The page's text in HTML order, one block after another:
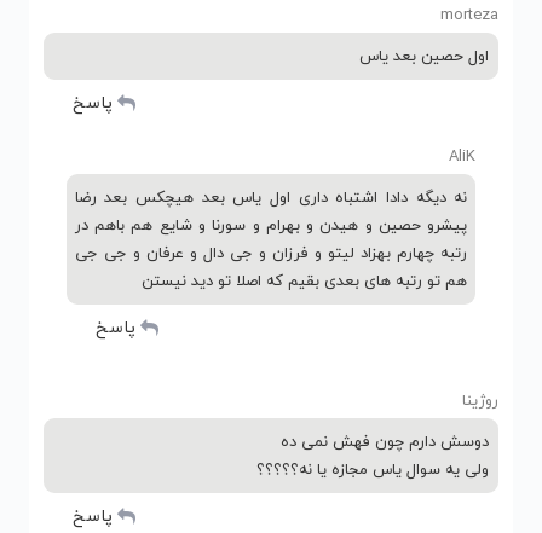
morteza
اول حصین بعد یاس
پاسخ
AliK
نه دیگه دادا اشتباه داری اول یاس بعد هیچکس بعد رضا
پیشرو حصین و هیدن و بهرام و سورنا و شایع هم باهم در
رتبه چهارم بهزاد لیتو و فرزان و جی دال و عرفان و جی جی
هم تو رتبه های بعدی بقیم که اصلا تو دید نیستن
پاسخ
روژینا
دوسش دارم چون فهش نمی ده
ولی یه سوال یاس مجازه یا نه؟؟؟؟؟
پاسخ